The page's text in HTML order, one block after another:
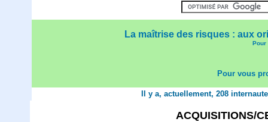
La maîtrise des risques : aux
Pour
Pour vous
Il y a, actuellement, 208
ACQUISITIONS/